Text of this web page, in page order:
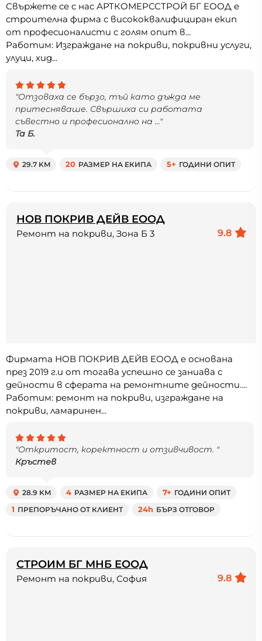
Свържете се с нас АРТКОМЕРССТРОЙ БГ ЕООД е
строителна фирма с висококвалифициран екип
от професионалисти с голям опит в...
Работим: Изграждане на покриви, покривни услуги,
улуци, хид...
"Отзоваха се бързо, тъй като дъжда ме
притесняваше. Свършиха си работата
съвестно и професионално на ..."
Та Б.
29.7 KM 20 РАЗМЕР НА ЕКИПА 5+ ГОДИНИ ОПИТ
НОВ ПОКРИВ ДЕЙВ ЕООД
9.8
Ремонт на покриви, Зона Б 3
Фирмата НОВ ПОКРИВ ДЕЙВ ЕООД е основана
през 2019 г.и от тогава успешно се заниава с
дейности в сферата на ремонтните дейности....
Работим: ремонт на покриви, изграждане на
покриви, ламаринен...
"Откритост, коректност и отзивчивост. "
Кръстев
28.9 KM 4 РАЗМЕР НА ЕКИПА 7+ ГОДИНИ ОПИТ
1 ПРЕПОРЪЧАНО ОТ КЛИЕНТ 24h БЪРЗ ОТГОВОР
СТРОИМ БГ МНБ ЕООД
9.8
Ремонт на покриви, София